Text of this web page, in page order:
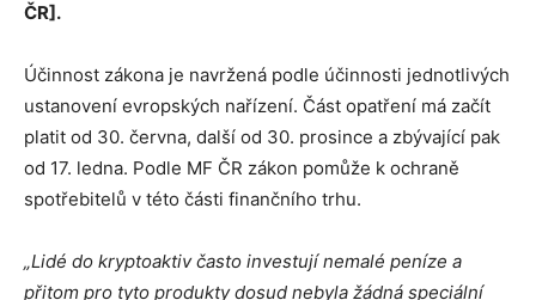
ČR].
Účinnost zákona je navržená podle účinnosti jednotlivých
ustanovení evropských nařízení. Část opatření má začít
platit od 30. června, další od 30. prosince a zbývající pak
od 17. ledna. Podle MF ČR zákon pomůže k ochraně
spotřebitelů v této části finančního trhu.
„Lidé do kryptoaktiv často investují nemalé peníze a
přitom pro tyto produkty dosud nebyla žádná speciální